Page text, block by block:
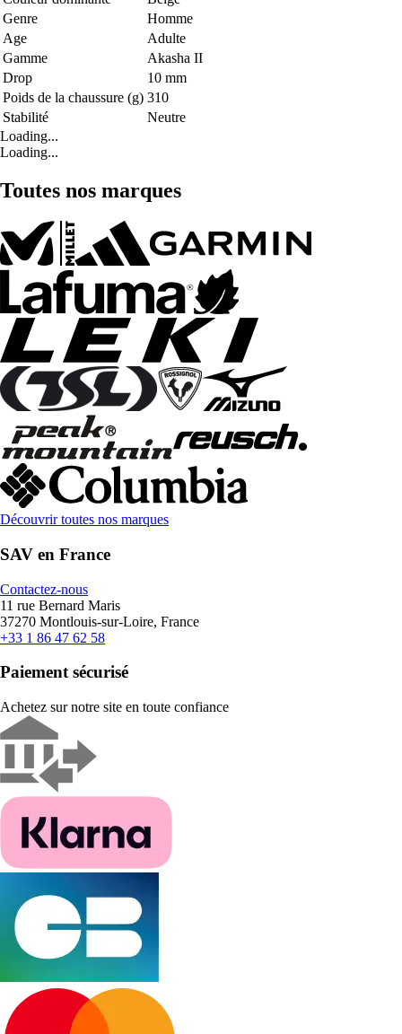
Genre
Homme
Age
Adulte
Gamme
Akasha II
Drop
10 mm
Poids de la chaussure (g) 310
Stabilité
Neutre
Loading...
Loading...
Toutes nos marques
Découvrir toutes nos marques
SAV en France
Contactez-nous
11 rue Bernard Maris
37270 Montlouis-sur-Loire, France
+33 1 86 47 62 58
Paiement sécurisé
Achetez sur notre site en toute confiance